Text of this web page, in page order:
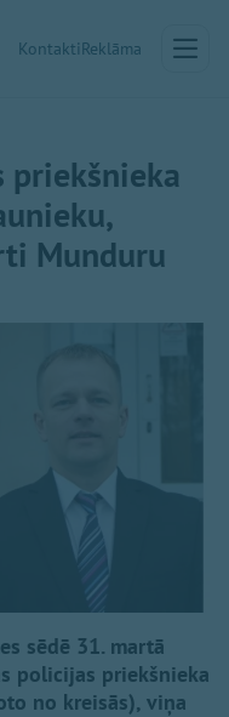
KontaktiReklāma
priekšnieka
Munduru
sēdē 31. martā
policijas priekšnieka
no kreisās), viņa